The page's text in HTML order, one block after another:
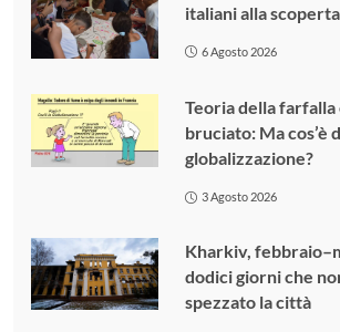
italiani alla
6 Agosto 2026
Teoria della farfalla
bruciato: Ma cos’è
globalizzazione?
3 Agosto 2026
Kharkiv,
dodici giorni che
spezzato la città